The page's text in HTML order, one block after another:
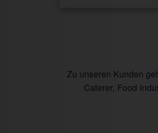
Zu unseren Kunden
Caterer, Food